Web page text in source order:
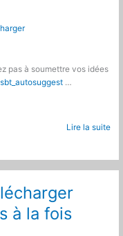
pas à soumettre vos idées
…
Lire la suite
à la fois